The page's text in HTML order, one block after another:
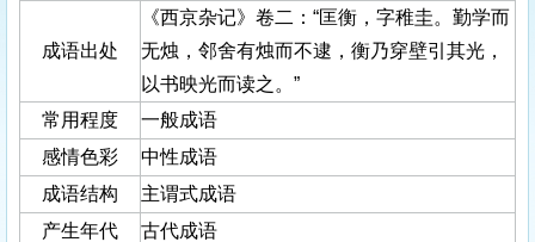
成语出处
《西京杂记》卷二：“匡衡，字稚圭。勤学而
无烛，邻舍有烛而不逮，衡乃穿壁引其光，
以书映光而读之。”
常用程度
一般成语
感情色彩
中性成语
成语结构
主谓式成语
产生年代
古代成语